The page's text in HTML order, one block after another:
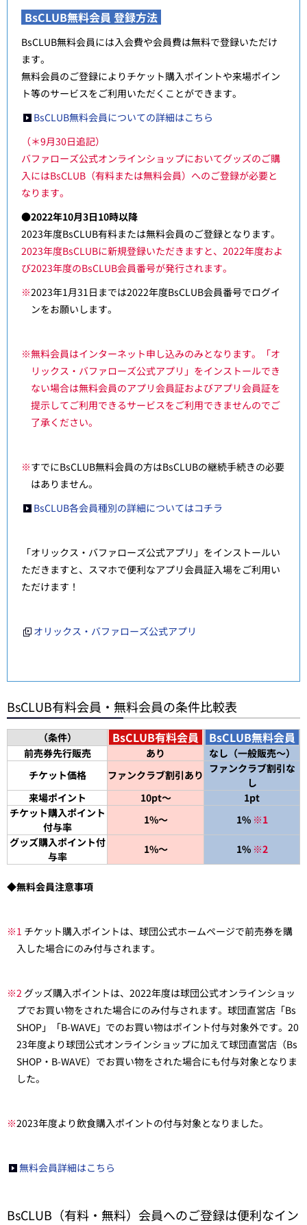
BsCLUB無料会員 登録方法
BsCLUB無料会員には入会費や会員費は無料で登録いただけ
ます。
無料会員のご登録によりチケット購入ポイントや来場ポイン
ト等のサービスをご利用いただくことができます。
BsCLUB無料会員についての詳細はこちら
（＊9月30日追記）
バファローズ公式オンラインショップにおいてグッズのご購
入にはBsCLUB（有料または無料会員）へのご登録が必要と
なります。
●2022年10月3日10時以降
2023年度BsCLUB有料または無料会員のご登録となります。
2023年度BsCLUBに新規登録いただきますと、2022年度およ
び2023年度のBsCLUB会員番号が発行されます。
※2023年1月31日までは2022年度BsCLUB会員番号でログイ
ンをお願いします。
※無料会員はインターネット申し込みのみとなります。「オ
リックス・バファローズ公式アプリ」をインストールでき
ない場合は無料会員のアプリ会員証およびアプリ会員証を
提示してご利用できるサービスをご利用できませんのでご
了承ください。
※すでにBsCLUB無料会員の方はBsCLUBの継続手続きの必要
はありません。
BsCLUB各会員種別の詳細についてはコチラ
「オリックス・バファローズ公式アプリ」をインストールい
ただきますと、スマホで便利なアプリ会員証入場をご利用い
ただけます！
オリックス・バファローズ公式アプリ
BsCLUB有料会員・無料会員の条件比較表
（条件） BsCLUB有料会員 BsCLUB無料会員
前売券先行販売 あり
なし（一般販売～）
チケット価格
ファンクラブ割引あり ファンクラブ割引な
し
来場ポイント
10pt～
1pt
チケット購入ポイント
付与率
1%～ 1% ※1
グッズ購入ポイント付
与率
1%～ 1% ※2
◆無料会員注意事項
※1 チケット購入ポイントは、球団公式ホームページで前売券を購
入した場合にのみ付与されます。
※2 グッズ購入ポイントは、2022年度は球団公式オンラインショッ
プでお買い物をされた場合にのみ付与されます。球団直営店「Bs
SHOP」「B-WAVE」でのお買い物はポイント付与対象外です。20
23年度より球団公式オンラインショップに加えて球団直営店（Bs
SHOP・B-WAVE）でお買い物をされた場合にも付与対象となりま
した。
※2023年度より飲食購入ポイントの付与対象となりました。
無料会員詳細はこちら
BsCLUB（有料・無料）会員へのご登録は便利なイン